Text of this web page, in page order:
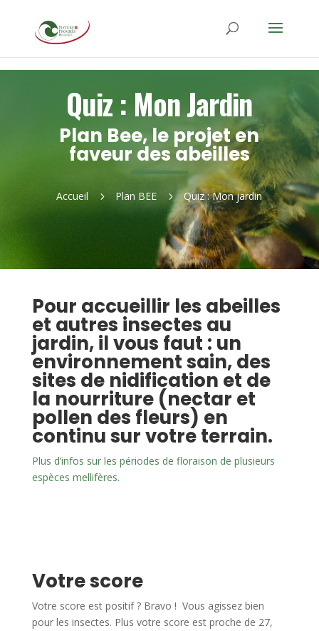
Quiz : Mon Jardin
Plan Bee, le projet en
faveur des abeilles
Accueil 5 Plan BEE 5 Quiz : Mon jardin
Pour accueillir les abeilles
et autres insectes au
jardin, il vous faut : un
environnement sain, des
sites de nidification et de
la nourriture (nectar et
pollen des fleurs) en
continu sur votre terrain.
Plus d’infos sur les périodes de floraison de plusieurs
espèces mellifères.
Votre score
Votre score est positif? Bravo ! Vous agissez bien
pour les insectes. Plus votre score est proche de 27,